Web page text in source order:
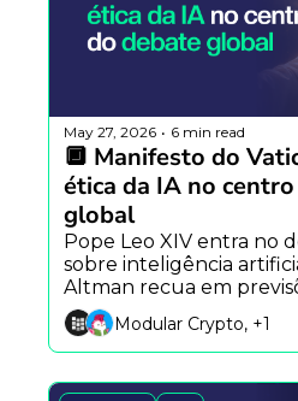
May 27, 2026 • 6 min read
🔲 Manifesto do
ética da IA no
global
Pope Leo XIV entra no
sobre inteligência
Altman recua em
empregos e fundador
alerta para crise de
Modular Crypto, +1